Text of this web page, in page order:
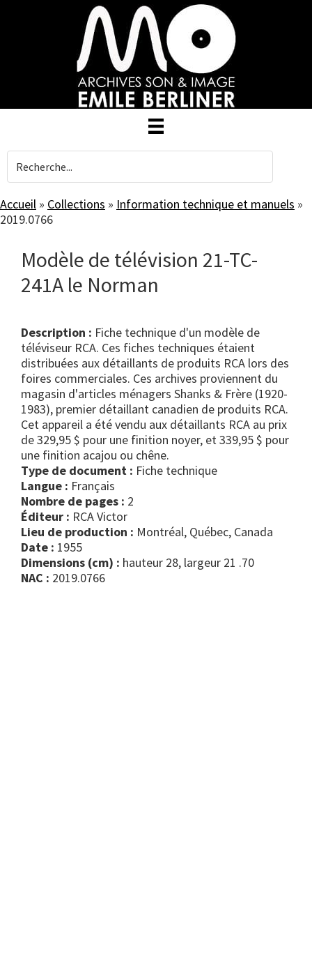
Accueil » Collections » Information technique et manuels »
2019.0766
Modèle de télévision 21-TC-
241A le Norman
Description : Fiche technique d'un modèle de
téléviseur RCA. Ces fiches techniques étaient
distribuées aux détaillants de produits RCA lors des
foires commerciales. Ces archives proviennent du
magasin d'articles ménagers Shanks & Frère (1920-
1983), premier détaillant canadien de produits RCA.
Cet appareil a été vendu aux détaillants RCA au prix
de 329,95 $ pour une finition noyer, et 339,95 $ pour
une finition acajou ou chêne.
Type de document :
fiche technique
Langue : Français
Nombre de pages : 2
Éditeur : RCA Victor
Lieu de production : Montréal, Québec, Canada
Date : 1955
Dimensions (cm) : hauteur 28, largeur 21 .70
NAC : 2019.0766